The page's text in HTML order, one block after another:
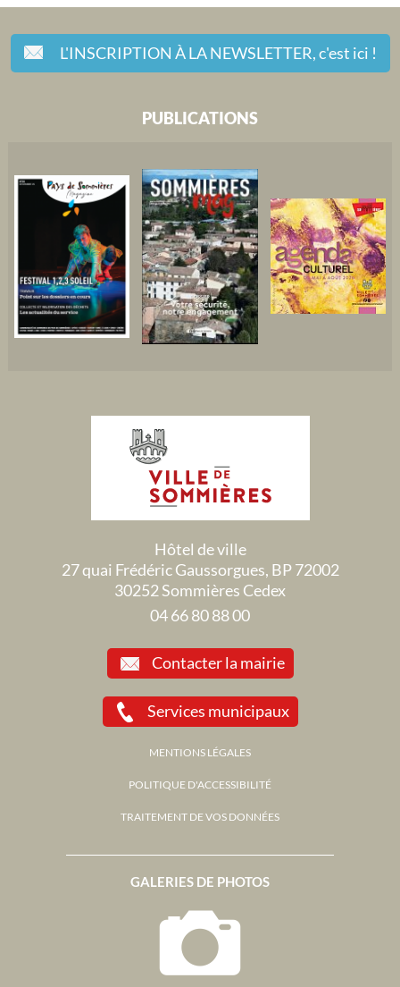
L'INSCRIPTION À LA NEWSLETTER,c'est ici !
GALERIES DE PHOTOS
PUBLICATIONS
Hôtel de ville
27 quai Frédéric Gaussorgues, BP 72002
30252 Sommières Cedex
04 66 80 88 00
Contacter la mairie
Services municipaux
MENTIONS LÉGALES
POLITIQUE D'ACCESSIBILITÉ
TRAITEMENT DE VOS DONNÉES